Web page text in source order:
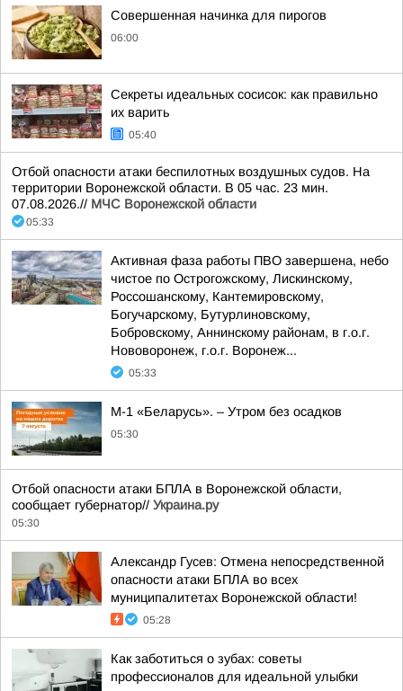
Совершенная начинка для пирогов
06:00
Секреты идеальных сосисок: как правильно
их варить
05:40
Отбой опасности атаки беспилотных воздушных судов. На
территории Воронежской области. В 05 час. 23 мин.
07.08.2026.// МЧС Воронежской области
05:33
Активная фаза работы ПВО завершена, небо
чистое по Острогожскому, Лискинскому,
Россошанскому, Кантемировскому,
Богучарскому, Бутурлиновскому,
Бобровскому, Аннинскому районам, в г.о.г.
Нововоронеж, г.о.г. Воронеж...
05:33
М-1 «Беларусь». – Утром без осадков
05:30
Отбой опасности атаки БПЛА в Воронежской области,
сообщает губернатор// Украина.ру
05:30
Александр Гусев: Отмена непосредственной
опасности атаки БПЛА во всех
муниципалитетах Воронежской области!
05:28
Как заботиться о зубах: советы
профессионалов для идеальной улыбки